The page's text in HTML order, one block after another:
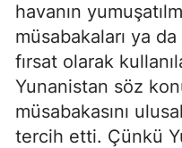
havanın
müsabakaları ya da
fırsat olarak
Yunanistan söz
müsabakasını
tercih etti. Çünkü